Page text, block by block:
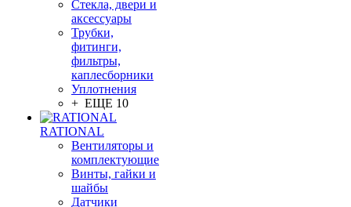
Стекла, двери и
аксессуары
Трубки,
фитинги,
фильтры,
каплесборники
Уплотнения
+ ЕЩЕ 10
RATIONAL
Вентиляторы и
комплектующие
Винты, гайки и
шайбы
Датчики